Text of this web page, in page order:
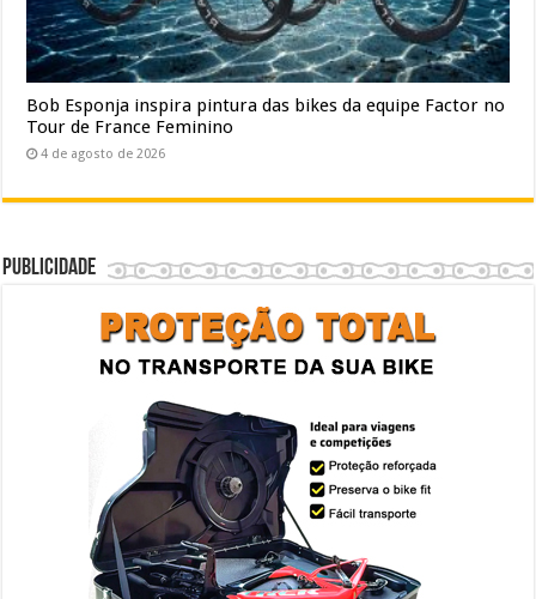
Bob Esponja inspira pintura das bikes da equipe Factor no
Tour de France Feminino
4 de agosto de 2026
Publicidade